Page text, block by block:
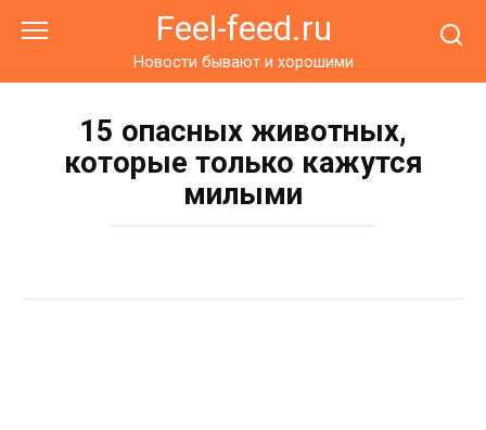
Feel-feed.ru
Новости бывают и хорошими
15 опасных животных,
которые только кажутся
милыми